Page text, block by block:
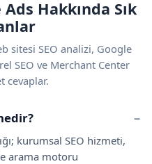
Ads Hakkında Sık
sitesi SEO analizi, Google
SEO ve Merchant Center
cevaplar.
kurumsal SEO hizmeti,
arama motoru